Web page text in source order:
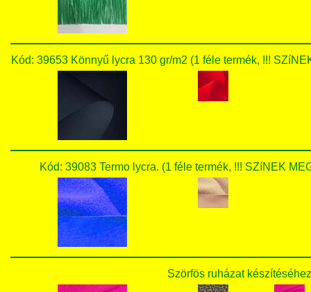
Kód: 39653 Könnyű lycra 130 gr/m2 (1 féle termék, !!!
Kód: 39083 Termo lycra. (1 féle termék, !!! SZíNEK
Szörfös ruházat